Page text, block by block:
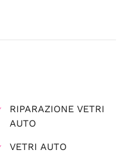
RIPARAZIONE VETRI
AUTO
VETRI AUTO